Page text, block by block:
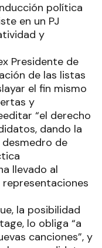
política
en un PJ
y
Presidente de
de las listas
el fin mismo
y
“el derecho
dando la
de
llevado al
la posibilidad
lo obliga “a
canciones”, y